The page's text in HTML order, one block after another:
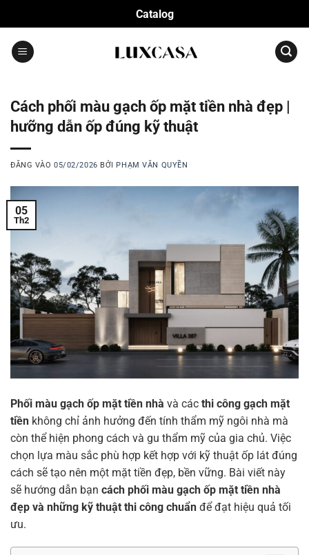
qua
nội
dung
Catalog
Cách phối màu gạch ốp mặt tiền nhà đẹp |
hưỡng dẫn ốp đúng kỹ thuật
ĐĂNG VÀO05/02/2026 BỞI PHẠM VĂN QUYỀN
05
Th2
Phối màu gạch ốp mặt tiền nhà và các thi công gạch mặt
tiền không chỉ ảnh hưởng đến tính thẩm mỹ ngôi nhà mà
còn thể hiện phong cách và gu thẩm mỹ của gia chủ. Việc
chọn lựa màu sắc phù hợp kết hợp với kỹ thuật ốp lát đúng
cách sẽ tạo nên một mặt tiền đẹp, bền vững. Bài viết này
sẽ hướng dẫn bạn cách phối màu gạch ốp mặt tiền nhà
đẹp và những kỹ thuật thi công chuẩn để đạt hiệu quả tối
ưu.